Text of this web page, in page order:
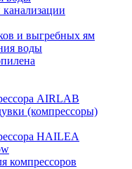
и выгребных ям
воды
AIRLAB
(компрессоры)
HAILEA
компрессоров